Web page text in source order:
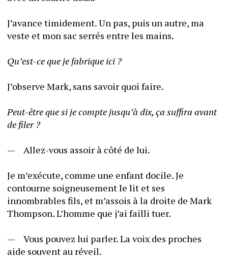
J’avance timidement. Un pas, puis un autre, ma
Qu’est-ce que je fabrique ici ?
J’observe Mark, sans savoir quoi faire.
Peut-être que si je compte jusqu’à dix, ça suffira avant
de filer ?
—	Allez-vous assoir à côté de lui.
Je m’exécute, comme une enfant docile. Je
contourne soigneusement le lit et ses
innombrables fils, et m’assois à la droite de Mark
Thompson. L’homme que j’ai failli tuer.
—	Vous pouvez lui parler. La voix des proches
aide souvent au réveil.